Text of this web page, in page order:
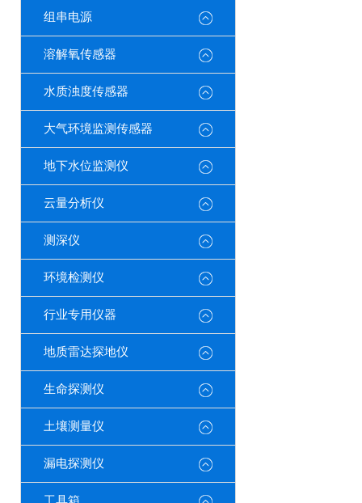
组串电源
溶解氧传感器
水质浊度传感器
大气环境监测传感器
地下水位监测仪
云量分析仪
测深仪
环境检测仪
行业专用仪器
地质雷达探地仪
生命探测仪
土壤测量仪
漏电探测仪